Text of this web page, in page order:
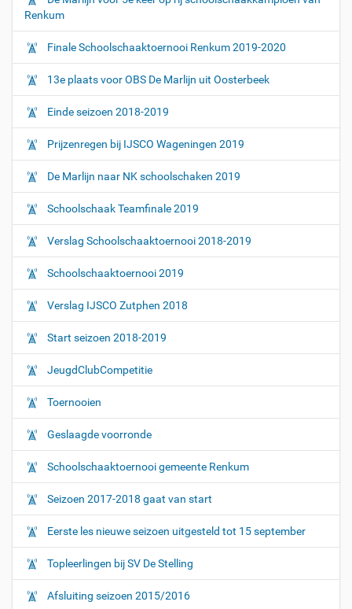
Renkum
Finale Schoolschaaktoernooi Renkum 2019-2020
13e plaats voor OBS De Marlijn uit Oosterbeek
Einde seizoen 2018-2019
Prijzenregen bij IJSCO Wageningen 2019
De Marlijn naar NK schoolschaken 2019
Schoolschaak Teamfinale 2019
Verslag Schoolschaaktoernooi 2018-2019
Schoolschaaktoernooi 2019
Verslag IJSCO Zutphen 2018
Start seizoen 2018-2019
JeugdClubCompetitie
Toernooien
Geslaagde voorronde
Schoolschaaktoernooi gemeente Renkum
Seizoen 2017-2018 gaat van start
Eerste les nieuwe seizoen uitgesteld tot 15 september
Topleerlingen bij SV De Stelling
Afsluiting seizoen 2015/2016